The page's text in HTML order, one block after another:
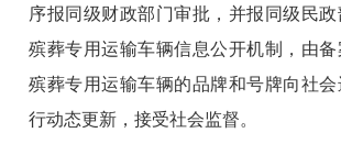
序报同级财政部门审批，并报同级民
殡葬专用运输车辆信息公开机制，由
殡葬专用运输车辆的品牌和号牌向社
行动态更新，接受社会监督。